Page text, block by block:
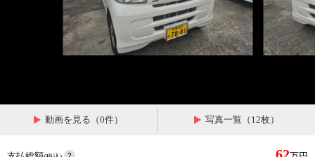
動画を見る（0件） 写真一覧（12枚）